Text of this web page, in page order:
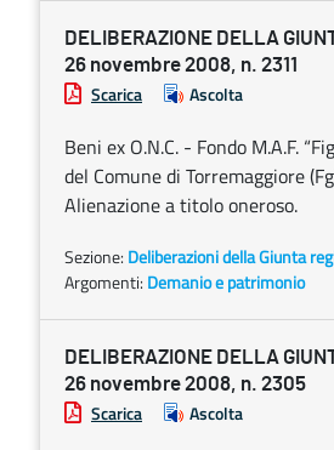
DELIBERAZIONE DELLA
26 novembre 2008, n. 2311
Scarica Ascolta
Beni ex O.N.C. - Fondo M.A.F.
del Comune di Torremaggiore
Alienazione a titolo oneroso.
Sezione: Deliberazioni della Giunta
Argomenti: Demanio e patrimonio
DELIBERAZIONE DELLA
26 novembre 2008, n. 2305
Scarica Ascolta